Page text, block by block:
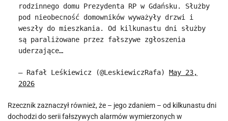
rodzinnego domu Prezydenta RP w Gdańsku. Służby
pod nieobecność domowników wyważyły drzwi i
weszły do mieszkania. Od kilkunastu dni służby
są paraliżowane przez fałszywe zgłoszenia
uderzające…
— Rafał Leśkiewicz (@LeskiewiczRafa) May 23,
2026
Rzecznik zaznaczył również, że – jego zdaniem – od kilkunastu dni
dochodzi do serii fałszywych alarmów wymierzonych w